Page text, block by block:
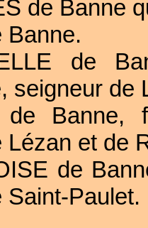
de Banne
Banne.
de
seigneur de
Banne,
Lézan et de
de
Saint-Paulet.